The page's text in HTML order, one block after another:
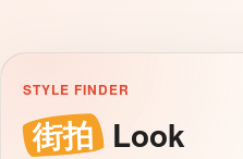
STYLE FINDER
街拍 Look